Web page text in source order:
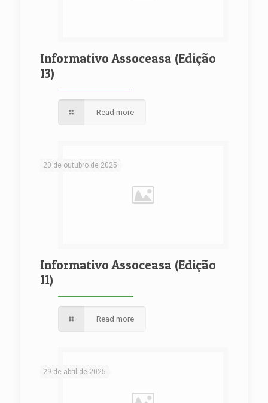
Informativo Assoceasa (Edição
13)
Read more
20 de outubro de 2025
Informativo Assoceasa (Edição
11)
Read more
29 de abril de 2025